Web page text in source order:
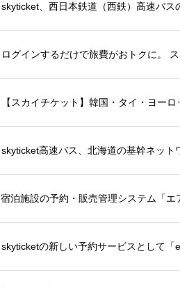
【スカイチケット】韓国・タイ・ヨー
宿泊施設の予約・販売管理システム「
skyticketの新しい予約サービスとして「